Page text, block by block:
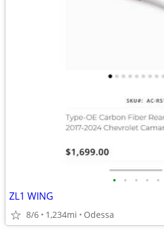
• • • • •
ZL1 WING
8/6 1,234mi Odessa